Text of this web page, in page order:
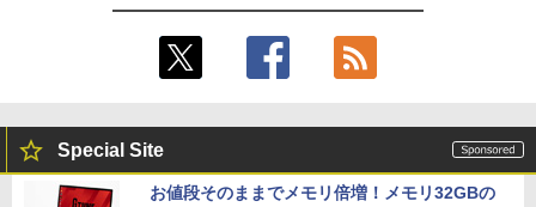
Special Site
お値段そのままでメモリ倍増！メモリ32GBの